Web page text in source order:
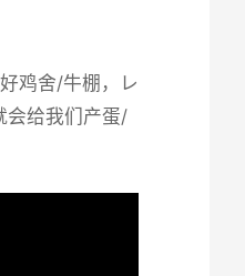
鸡舍/牛棚，レ
会给我们产蛋/